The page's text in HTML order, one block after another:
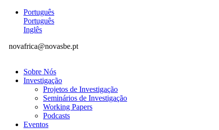
Português
Português
Inglês
novafrica@novasbe.pt
Sobre Nós
Investigação
Projetos de Investigação
Seminários de Investigação
Working Papers
Podcasts
Eventos